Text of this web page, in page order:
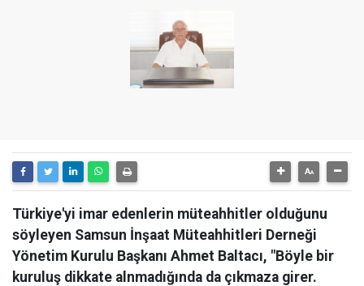
Türkiye'yi imar edenlerin müteahhitler olduğunu
söyleyen Samsun İnşaat Müteahhitleri Derneği
Yönetim Kurulu Başkanı Ahmet Baltacı, "Böyle bir
kuruluş dikkate alnmadığında da çıkmaza girer.